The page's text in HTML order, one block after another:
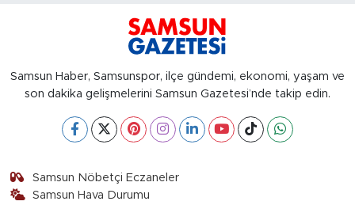
Samsun Haber, Samsunspor, ilçe gündemi, ekonomi, yaşam ve
son dakika gelişmelerini Samsun Gazetesi’nde takip edin.
Samsun Nöbetçi Eczaneler
Samsun Hava Durumu